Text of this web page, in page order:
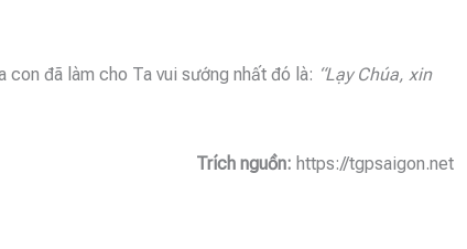
đã làm cho Ta vui sướng nhất đó là: “Lạy Chúa, xin
Trích nguồn: https://tgpsaigon.net